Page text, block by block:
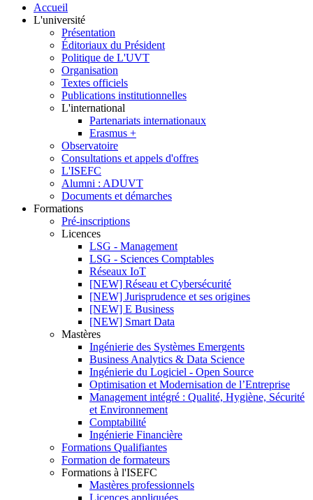
Accueil
L'université
Présentation
Éditoriaux du Président
Politique de L'UVT
Organisation
Textes officiels
Publications institutionnelles
L'international
Partenariats internationaux
Erasmus +
Observatoire
Consultations et appels d'offres
L'ISEFC
Alumni : ADUVT
Documents et démarches
Formations
Pré-inscriptions
Licences
LSG - Management
LSG - Sciences Comptables
Réseaux IoT
[NEW] Réseau et Cybersécurité
[NEW] Jurisprudence et ses origines
[NEW] E Business
[NEW] Smart Data
Mastères
Ingénierie des Systèmes Emergents
Business Analytics & Data Science
Ingénierie du Logiciel - Open Source
Optimisation et Modernisation de l’Entreprise
Management intégré : Qualité, Hygiène, Sécurité
et Environnement
Comptabilité
Ingénierie Financière
Formations Qualifiantes
Formation de formateurs
Formations à l'ISEFC
Mastères professionnels
Licences appliquées